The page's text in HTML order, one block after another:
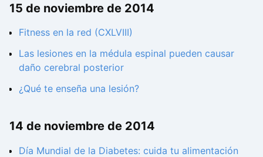
15 de noviembre de 2014
Fitness en la red (CXLVIII)
Las lesiones en la médula espinal pueden causar
daño cerebral posterior
¿Qué te enseña una lesión?
14 de noviembre de 2014
Día Mundial de la Diabetes: cuida tu alimentación